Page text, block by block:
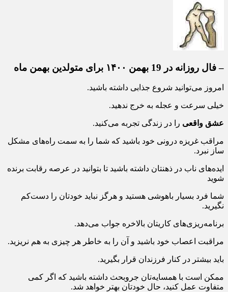
– فال روزانه در 19 بهمن ۱۴۰۰ برای متولدین بهمن ماه
امروز می‌توانید شروع جذابی داشته باشید.
خیلی سرعت و عجله به خرج ندهید.
عشق واقعی را در زندگی تجربه می‌کنید.
مراقب غریزه درونی خود باشید که شما را به سمت راه‌های مشکل
ساز نبرد.
ایده‌های ناب در ذهنتان داشته باشید تا بتوانید در عرصه رقابت برنده
شوید
شما فرد بسیار باهوشی هستید و هرگز نباید خودتان را دست‌کم
نگیرید.
برنامه‌ریزی‌های کاریتان بالاخره جواب می‌دهد.
مراقبت اعصاب خود باشید و آن را به خاطر هر چیزی به هم نریزید.
باید بیشتر در کنار فرزندان قرار بگیرید.
ممکن است با همسایه‌تان جروبحث داشته باشید که اگر کمی
متفاوت عمل کنید، حال خودتان بهتر خواهد شد.